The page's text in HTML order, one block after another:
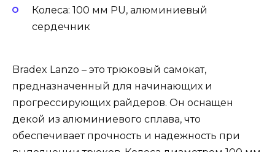
Колеса: 100 мм PU, алюминиевый
сердечник
Bradex Lanzo – это трюковый самокат,
предназначенный для начинающих и
прогрессирующих райдеров. Он оснащен
декой из алюминиевого сплава, что
обеспечивает прочность и надежность при